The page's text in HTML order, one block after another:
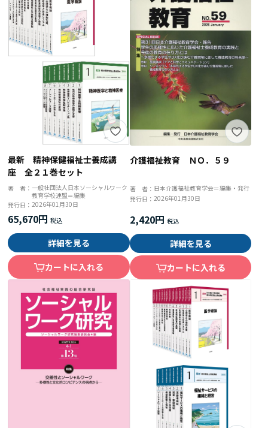
最新 精神保健福祉士養成講
座 全２１巻セット
著 者： 一般社団法人日本ソーシャルワーク
教育学校連盟＝編集
発行日：2026年01月30日
65,670円
詳細を見る
カートに入れる
介護福祉教育 ＮＯ．５９
著 者： 日本介護福祉教育学会＝編集・発行
発行日： 2026年01月30日
2,420円
詳細を見る
カートに入れる